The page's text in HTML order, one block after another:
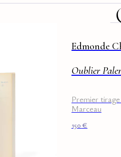
Edmonde
Oublier
Premier
Marceau
150€